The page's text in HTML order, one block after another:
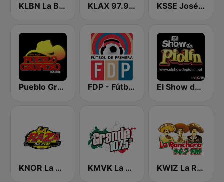
KLBN La Buena 101.9 FM KLAX 97.9 La Raza FM KSSE José 97.5 y 107.1
Pueblo Grupero Radio FDP - Fútbol de Primera El Show de Piolín
KNOR La Raza 93.7 (US Only) KMVK La Grande 107.5 FM KWIZ La Ranchera 96.7 FM (US Only)